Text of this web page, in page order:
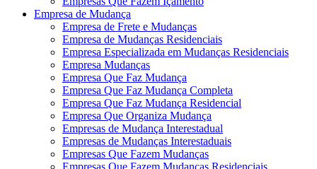
Empresa de Mudança
Empresa de Frete e Mudanças
Empresa de Mudanças Residenciais
Empresa Especializada em Mudanças Residenciais
Empresa Mudanças
Empresa Que Faz Mudança
Empresa Que Faz Mudança Completa
Empresa Que Faz Mudança Residencial
Empresa Que Organiza Mudança
Empresas de Mudança Interestadual
Empresas de Mudanças Interestaduais
Empresas Que Fazem Mudanças
Empresas Que Fazem Mudanças Residenciais